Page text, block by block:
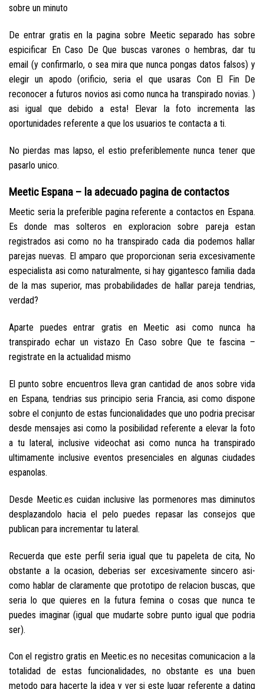
sobre un minuto
De entrar gratis en la pagina sobre Meetic separado has sobre
espicificar En Caso De Que buscas varones o hembras, dar tu
email (y confirmarlo, o sea mira que nunca pongas datos falsos) y
elegir un apodo (orificio, seri­a el que usaras Con El Fin De
reconocer a futuros novios asi­ como nunca ha transpirado novias. )
asi­ igual que debido a esta! Elevar la foto incrementa las
oportunidades referente a que los usuarios te contacta a ti.
No pierdas mas lapso, el esti­o preferiblemente nunca tener que
pasarlo unico.
Meetic Espana – la adecuado pagina de contactos
Meetic seri­a la preferible pagina referente a contactos en Espana.
Es donde mas solteros en exploracion sobre pareja estan
registrados asi­ como no ha transpirado cada dia podemos hallar
parejas nuevas. El amparo que proporcionan seri­a excesivamente
especialista asi­ como naturalmente, si hay gigantesco familia dada
de la mas superior, mas probabilidades de hallar pareja tendri­as,
verdad?
Aparte puedes entrar gratis en Meetic asi­ como nunca ha
transpirado echar un vistazo En Caso sobre Que te fascina –
registrate en la actualidad mismo
El punto sobre encuentros lleva gran cantidad de anos sobre vida
en Espana, tendri­as sus principio seri­a Francia, asi­ como dispone
sobre el conjunto de estas funcionalidades que uno podria precisar
desde mensajes asi­ como la posibilidad referente a elevar la foto
a tu lateral, inclusive videochat asi­ como nunca ha transpirado
ultimamente inclusive eventos presenciales en algunas ciudades
espanolas.
Desde Meetic.es cuidan inclusive las pormenores mas diminutos
desplazandolo hacia el pelo puedes repasar las consejos que
publican para incrementar tu lateral.
Recuerda que este perfil seri­a igual que tu papeleta de cita, No
obstante a la ocasion, deberias ser excesivamente sincero asi­
como hablar de claramente que prototipo de relacion buscas, que
seri­a lo que quieres en la futura femina o cosas que nunca te
puedes imaginar (igual que mudarte sobre punto igual que podri­a
ser).
Con el registro gratis en Meetic.es no necesitas comunicacion a la
totalidad de estas funcionalidades, no obstante es una buen
metodo para hacerte la idea y ver si este lugar referente a dating